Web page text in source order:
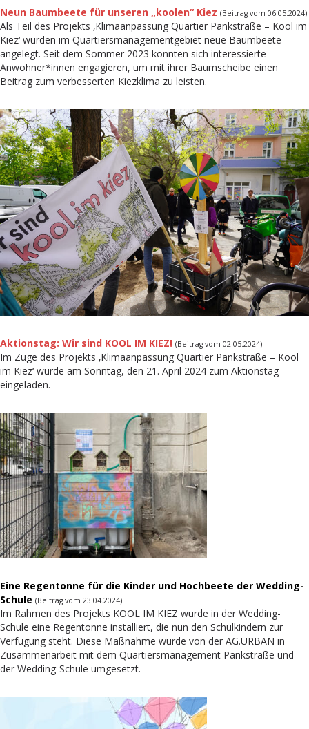
Neun Baumbeete für unseren „koolen“ Kiez (Beitrag vom 06.05.2024)
Als Teil des Projekts ‚Klimaanpassung Quartier Pankstraße – Kool im
Kiez‘ wurden im Quartiersmanagementgebiet neue Baumbeete
angelegt. Seit dem Sommer 2023 konnten sich interessierte
Anwohner*innen engagieren, um mit ihrer Baumscheibe einen
Beitrag zum verbesserten Kiezklima zu leisten.
Aktionstag: Wir sind KOOL IM KIEZ! (Beitrag vom 02.05.2024)
Im Zuge des Projekts ‚Klimaanpassung Quartier Pankstraße – Kool
im Kiez‘ wurde am Sonntag, den 21. April 2024 zum Aktionstag
eingeladen.
Eine Regentonne für die Kinder und Hochbeete der Wedding-
Schule (Beitrag vom 23.04.2024)
Im Rahmen des Projekts KOOL IM KIEZ wurde in der Wedding-
Schule eine Regentonne installiert, die nun den Schulkindern zur
Verfügung steht. Diese Maßnahme wurde von der AG.URBAN in
Zusammenarbeit mit dem Quartiersmanagement Pankstraße und
der Wedding-Schule umgesetzt.